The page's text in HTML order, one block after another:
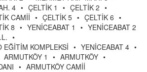
4 • ÇELTİK 1 • ÇELTİK 2 •
CAMİİ • ÇELTİK 5 • ÇELTİK 6 •
8 • YENİCEABAT 1 • YENİCEABAT 2
•
EĞİTİM KOMPLEKSİ • YENİCEABAT 4 •
ARMUTKÖY 1 • ARMUTKÖY •
• ARMUTKÖY CAMİİ